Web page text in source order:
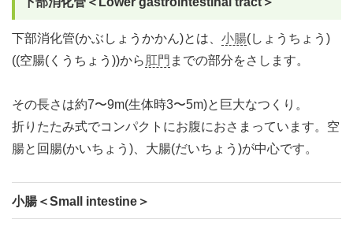
下部消化管(かぶしょうかかん)とは、 小腸(しょうちょう)
((空腸(くうちょう))から 肛門 までの部分をさします。
その長さは約7〜9m(生体時3〜5m)と巨大なつくり。
折りたたみ式でコンパクトにお腹におさまっています。空
腸と回腸(かいちょう)、大腸(だいちょう)が中心です。
小腸＜Small intestine＞